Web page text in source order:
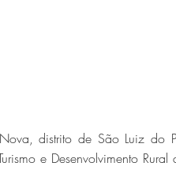
distrito de São Luiz do
e Desenvolvimento